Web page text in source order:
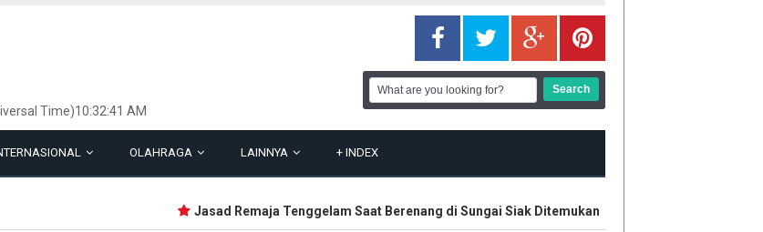
Time)10:32:41 AM
OLAHRAGA LAINNYA + INDEX
Jasad Remaja Tenggelam Saat Berenang di Sungai Siak Ditemukan